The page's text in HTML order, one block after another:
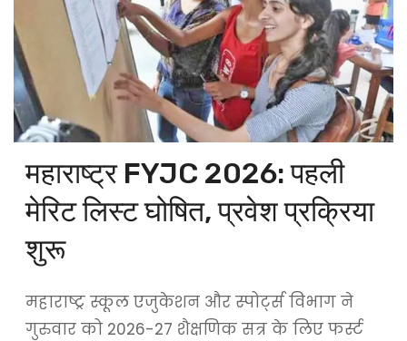
महाराष्ट्र FYJC 2026: पहली
मेरिट लिस्ट घोषित, प्रवेश प्रक्रिया
शुरू
महाराष्ट्र स्कूल एजुकेशन और स्पोर्ट्स विभाग ने
गुरुवार को 2026-27 शैक्षणिक सत्र के लिए फर्स्ट